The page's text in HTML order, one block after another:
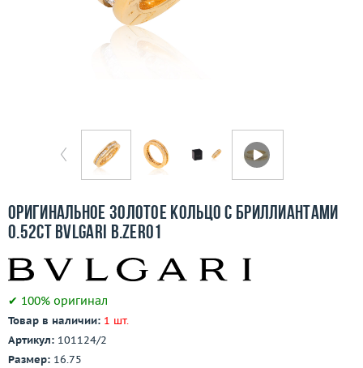
Бесплатная доставка
Покупка и оплата
Контакты
Заказать звонок
Оригинальное золотое кольцо с бриллиантами
0.52ct Bvlgari B.Zero1
✔ 100% оригинал
Товар в наличии: 1 шт.
Артикул: 101124/2
Размер: 16.75